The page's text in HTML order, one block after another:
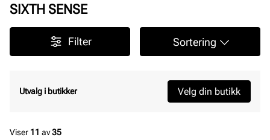
SIXTH SENSE
Filter Sortering
Utvalg i butikker Velg din butikk
Viser 11 av35